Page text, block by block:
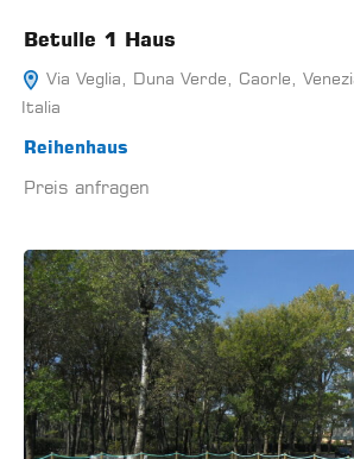
Betulle 1 Haus
Via Veglia, Duna Verde, Caorle,
Italia
Reihenhaus
Preis anfragen